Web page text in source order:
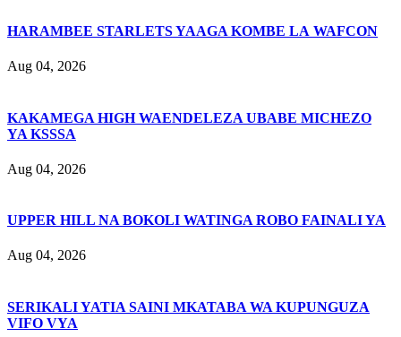
HARAMBEE STARLETS YAAGA KOMBE LA WAFCON
Aug 04, 2026
KAKAMEGA HIGH WAENDELEZA UBABE MICHEZO
YA KSSSA
Aug 04, 2026
UPPER HILL NA BOKOLI WATINGA ROBO FAINALI YA
Aug 04, 2026
SERIKALI YATIA SAINI MKATABA WA KUPUNGUZA
VIFO VYA